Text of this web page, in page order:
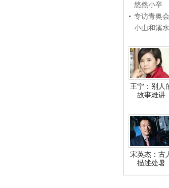
悠然小卒
专访青奥
小山和溪水
王宁：别人
故事难讲
宋英杰：古
描述处暑